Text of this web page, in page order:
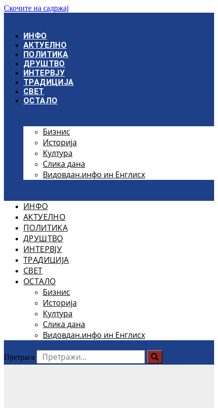
Скочите на садржај
ИНФО
АКТУЕЛНО
ПОЛИТИКА
ДРУШТВО
ИНТЕРВЈУ
ТРАДИЦИЈА
СВЕТ
ОСТАЛО
Бизнис
Историја
Култура
Слика дана
Видовдан.инфо ин Енглисх
ИНФО
АКТУЕЛНО
ПОЛИТИКА
ДРУШТВО
ИНТЕРВЈУ
ТРАДИЦИЈА
СВЕТ
ОСТАЛО
Бизнис
Историја
Култура
Слика дана
Видовдан.инфо ин Енглисх
Претрага